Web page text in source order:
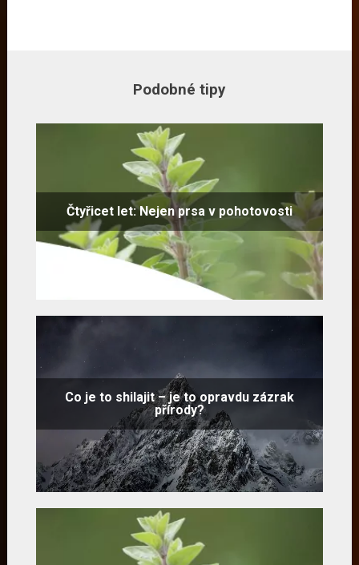
Podobné tipy
Čtyřicet let: Nejen prsa v pohotovosti
Co je to shilajit – je to opravdu zázrak
přírody?